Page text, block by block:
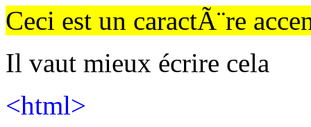
Ceci est un caractÃ¨re
Il vaut mieux écrire cela
<html>